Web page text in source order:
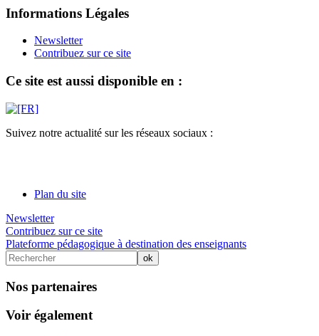
Informations Légales
Newsletter
Contribuez sur ce site
Ce site est aussi disponible en :
Suivez notre actualité sur les réseaux sociaux :
Plan du site
Newsletter
Contribuez sur ce site
Plateforme pédagogique à destination des enseignants
Nos partenaires
Voir également